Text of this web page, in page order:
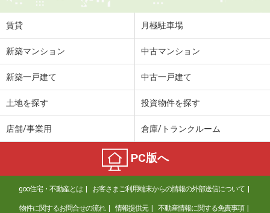
賃貸 月極駐車場
新築マンション 中古マンション
新築一戸建て 中古一戸建て
土地を探す 投資物件を探す
店舗/事業用 倉庫/トランクルーム
PC版へ
goo住宅・不動産とは お客さまご利用端末からの情報の外部送信について
物件に関するお問合せの流れ 情報提供元 不動産情報に関する免責事項